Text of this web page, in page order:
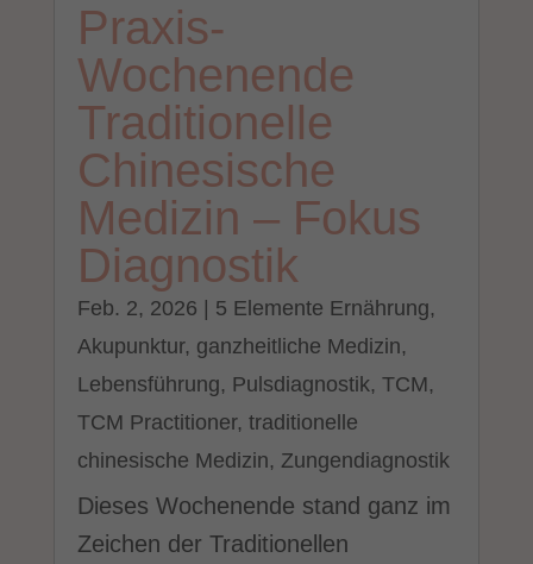
Praxis-
Wochenende
Traditionelle
Chinesische
Medizin – Fokus
Diagnostik
Feb. 2, 2026 5 Elemente Ernährung,
Akupunktur, ganzheitliche Medizin,
Lebensführung, Pulsdiagnostik, TCM,
TCM Practitioner, traditionelle
chinesische Medizin, Zungendiagnostik
Dieses Wochenende stand ganz im
Zeichen der Traditionellen